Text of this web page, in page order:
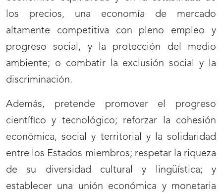
los precios, una economía de mercado
altamente competitiva con pleno empleo y
progreso social, y la protección del medio
ambiente; o combatir la exclusión social y la
discriminación.
Además, pretende promover el progreso
científico y tecnológico; reforzar la cohesión
económica, social y territorial y la solidaridad
entre los Estados miembros; respetar la riqueza
de su diversidad cultural y lingüística; y
establecer una unión económica y monetaria